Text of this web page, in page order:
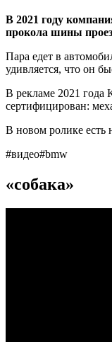
В 2021 году
прокола шины
Пара едет в
удивляется, что он
В рекламе 2021 года
сертифицирован:
В новом ролике есть
#видео#bmw
«собака»